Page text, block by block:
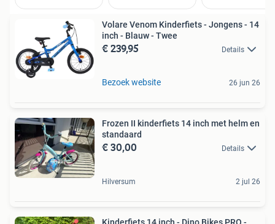
Volare Venom Kinderfiets - Jongens - 14
inch - Blauw - Twee
€ 239,95 Details
Bezoek website 26 jun 26
Frozen II kinderfiets 14 inch met helm en
standaard
€ 30,00 Details
Hilversum 2 jul 26